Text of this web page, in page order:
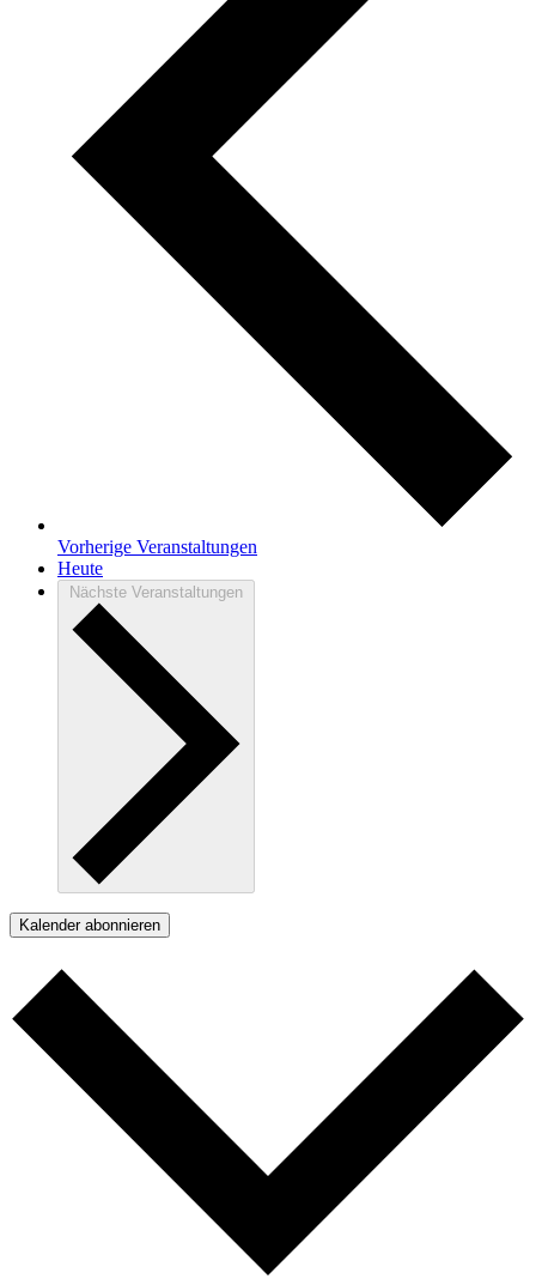
Vorherige Veranstaltungen
Heute
Nächste Veranstaltungen
Kalender abonnieren